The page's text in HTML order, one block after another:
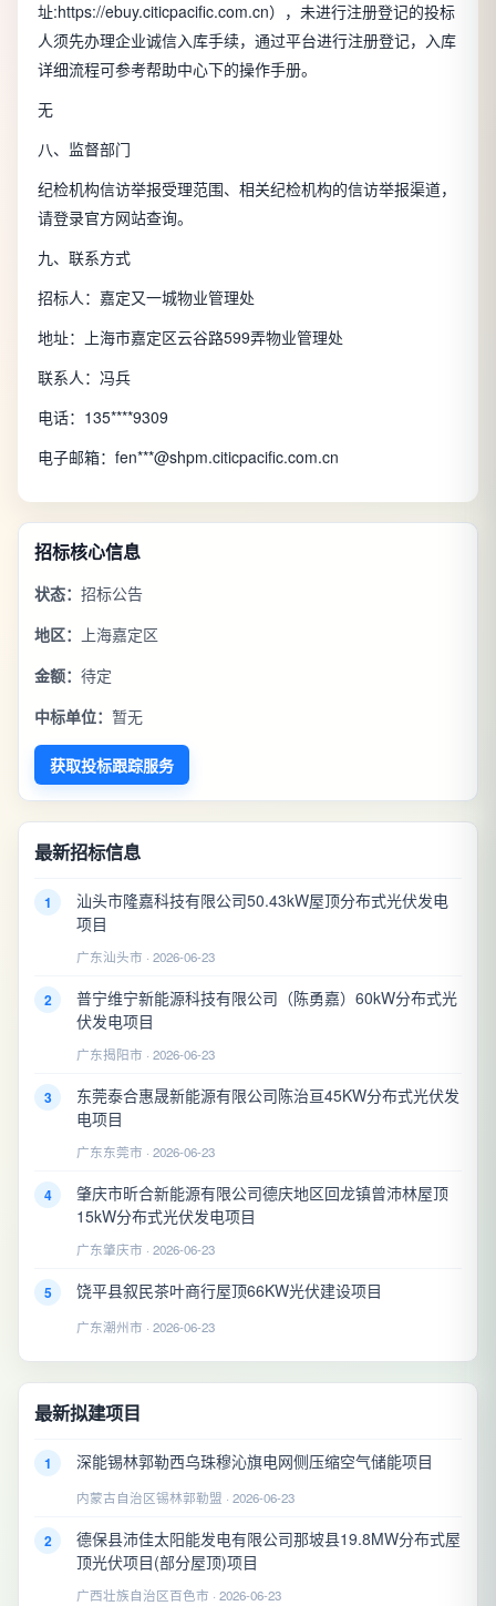
址:https://ebuy.citicpacific.com.cn），未进行注册登记的投标
人须先办理企业诚信入库手续，通过平台进行注册登记，入库
详细流程可参考帮助中心下的操作手册。
无
八、监督部门
纪检机构信访举报受理范围、相关纪检机构的信访举报渠道，
请登录官方网站查询。
九、联系方式
招标人： 嘉定又一城物业管理处
地址：
上海市嘉定区云谷路599弄物业管理处
联系人： 冯兵
电话： 135****9309
电子邮箱： fen***@shpm.citicpacific.com.cn
招标核心信息
状态： 招标公告
地区：
上海嘉定区
金额： 待定
中标单位： 暂无
获取投标跟踪服务
最新招标信息
1
汕头市隆嘉科技有限公司50.43kW屋顶分布式光伏发电
项目
广东汕头市 · 2026-06-23
2
普宁维宁新能源科技有限公司（陈勇嘉）60kW分布式光
伏发电项目
广东揭阳市 · 2026-06-23
3
东莞泰合惠晟新能源有限公司陈治亘45KW分布式光伏发
电项目
广东东莞市 · 2026-06-23
4
肇庆市昕合新能源有限公司德庆地区回龙镇曾沛林屋顶
15kW分布式光伏发电项目
广东肇庆市 · 2026-06-23
5 饶平县叙民茶叶商行屋顶66KW光伏建设项目
广东潮州市 · 2026-06-23
最新拟建项目
1 深能锡林郭勒西乌珠穆沁旗电网侧压缩空气储能项目
内蒙古自治区锡林郭勒盟 · 2026-06-23
2
德保县沛佳太阳能发电有限公司那坡县19.8MW分布式屋
顶光伏项目(部分屋顶)项目
广西壮族自治区百色市 · 2026-06-23